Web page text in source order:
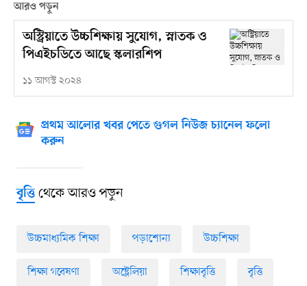
আরও পড়ুন
অস্ট্রিয়াতে উচ্চশিক্ষায় সুযোগ, স্নাতক ও
পিএইচডিতে আছে স্কলারশিপ
১১ আগস্ট ২০২৪
প্রথম আলোর খবর পেতে গুগল নিউজ চ্যানেল ফলো
করুন
বৃত্তিথেকে আরও পড়ুন
উচ্চমাধ্যমিক শিক্ষা পড়াশোনা উচ্চশিক্ষা
শিক্ষা গবেষণা অষ্ট্রেলিয়া শিক্ষাবৃত্তি বৃত্তি